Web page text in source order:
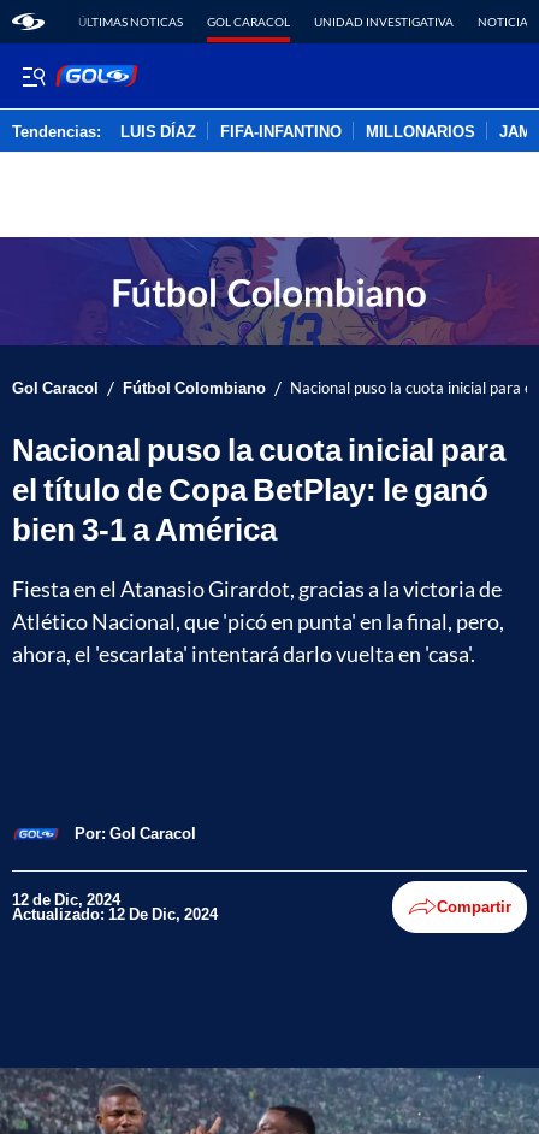
ÚLTIMAS NOTICAS GOL CARACOL UNIDAD INVESTIGATIVA NOTICIAS
Tendencias: LUIS DÍAZ FIFA-INFANTINO MILLONARIOS
Gol Caracol / Fútbol Colombiano / Nacional puso la cuota inicial para
Nacional puso la cuota inicial para
el título de Copa BetPlay: le ganó
bien 3-1 a América
Fiesta en el Atanasio Girardot, gracias a la victoria de
Atlético Nacional, que 'picó en punta' en la final, pero,
ahora, el 'escarlata' intentará darlo vuelta en 'casa'.
Por: Gol Caracol
12 de Dic, 2024
Actualizado: 12 De Dic, 2024 Compartir